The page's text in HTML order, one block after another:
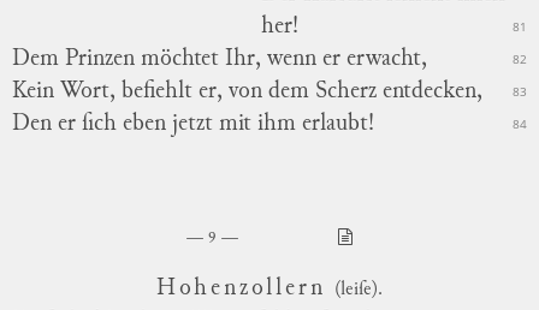
her!
81
Dem Prinzen möchtet Ihr, wenn er erwacht, 82
Kein Wort, befiehlt er, von dem Scherz entdecken, 83
Den er ſich eben jetzt mit ihm erlaubt! 84
9
Hohenzollern (leiſe).